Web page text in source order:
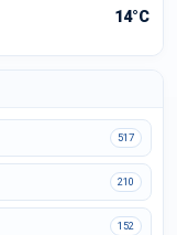
14°C
517
210
152